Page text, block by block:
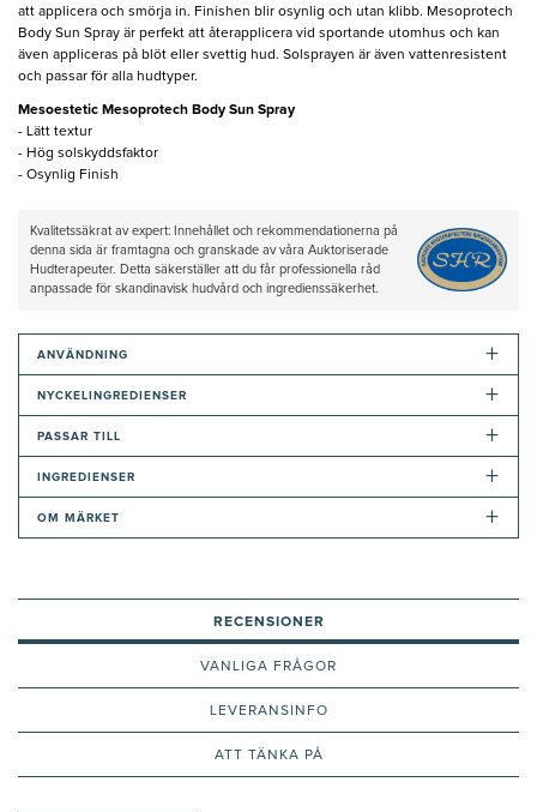
att applicera och smörja in. Finishen blir osynlig och utan klibb. Mesoprotech
Body Sun Spray är perfekt att återapplicera vid sportande utomhus och kan
även appliceras på blöt eller svettig hud. Solsprayen är även vattenresistent
och passar för alla hudtyper.
Mesoestetic Mesoprotech Body Sun Spray
- Lätt textur
- Hög solskyddsfaktor
- Osynlig Finish
Kvalitetssäkrat av expert: Innehållet och rekommendationerna på
denna sida är framtagna och granskade av våra Auktoriserade
Hudterapeuter. Detta säkerställer att du får professionella råd
anpassade för skandinavisk hudvård och ingredienssäkerhet.
ANVÄNDNING +
NYCKELINGREDIENSER +
PASSAR TILL +
INGREDIENSER +
OM MÄRKET +
RECENSIONER
VANLIGA FRÅGOR
LEVERANSINFO
ATT TÄNKA PÅ